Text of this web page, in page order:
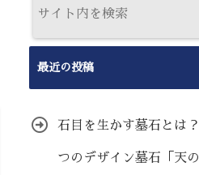
最近の投稿
石目を生かす墓石とは
つのデザイン墓石「天